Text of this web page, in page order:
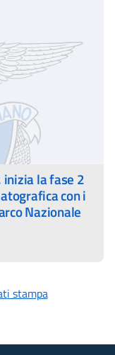
inizia la fase 2
con i
Nazionale
stampa